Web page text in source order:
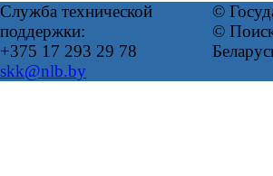
Служба технической
поддержки:
+375 17 293 29 78
skk@nlb.by
©
©